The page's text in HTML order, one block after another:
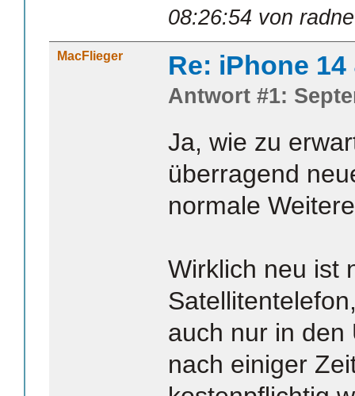
08:26:54 von
MacFlieger Re: iPhone
Antwort #1:
Ja, wie zu
überragend
normale
Wirklich neu ist
auch nur in den
nach einiger